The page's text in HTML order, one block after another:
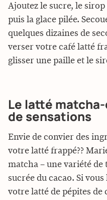
Ajoutez le sucre, le
puis la glace pilée.
quelques dizaines de
verser votre café latté
glisser une paille et le
Le latté
de sensations
Envie de convier des
votre latté frappé??
matcha – une variété de
sucrée du cacao. Si
votre latté de pépites de